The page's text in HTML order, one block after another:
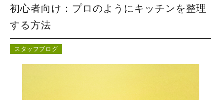
ACCESS
コンテンツ
初心者向け：プロのようにキッチンを整理
する方法
スタッフブログ